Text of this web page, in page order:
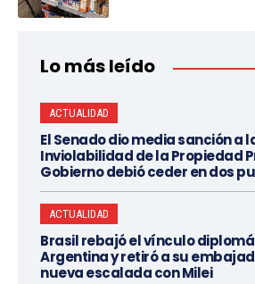
Lo más leído
ACTUALIDAD
El Senado dio media sanción a
Inviolabilidad de la Propiedad
Gobierno debió ceder en dos
ACTUALIDAD
Brasil rebajó el vínculo
Argentina y retiró a su
nueva escalada con Milei